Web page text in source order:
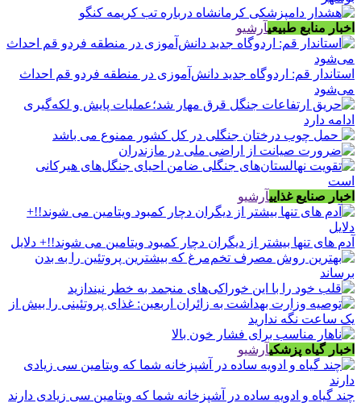
اخبار منابع طبیعیآرشیو
استاندار قم: اردوگاه جدید دانش‌آموزی در منطقه فردو قم احداث
می‌شود
اخبار صنایع غذاییآرشیو
آدم های تنها بیشتر از دیگران دچار کمبود ویتامین می شوند!!+ دلایل
اخبار گیاه پزشکیآرشیو
چند گیاه و ادویه ساده در آشپزخانه شما که ویتامین سی زیادی دارند